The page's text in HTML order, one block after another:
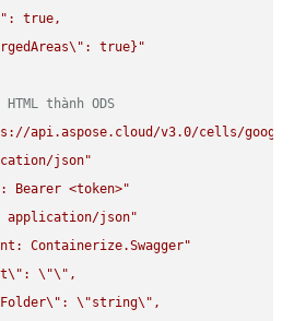
: true,
\" : true}"
thành ODS
api.aspose.cloud/v3.0/cells/
json"
Bearer <token>"
application/json"
Containerize.Swagger"
\" : \"\" ,
\" : \"string\" ,